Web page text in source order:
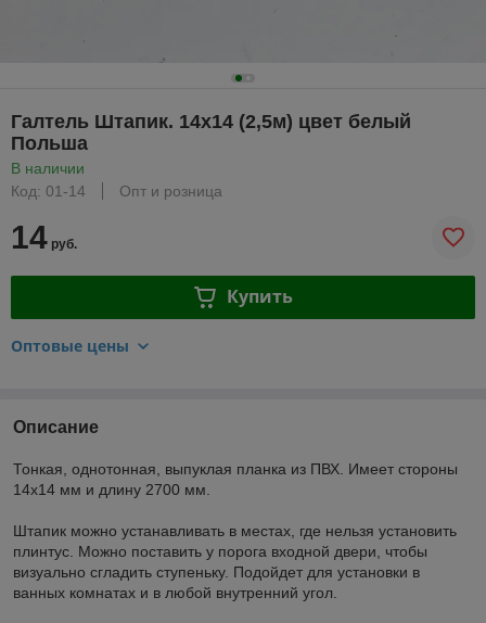
Галтель Штапик. 14х14 (2,5м) цвет белый
Польша
В наличии
Код: 01-14
Опт и розница
14 руб.
Купить
Оптовые цены
Описание
Тонкая, однотонная, выпуклая планка из ПВХ. Имеет стороны
14х14 мм и длину 2700 мм.
Штапик можно устанавливать в местах, где нельзя установить
плинтус. Можно поставить у порога входной двери, чтобы
визуально сгладить ступеньку. Подойдет для установки в
ванных комнатах и в любой внутренний угол.